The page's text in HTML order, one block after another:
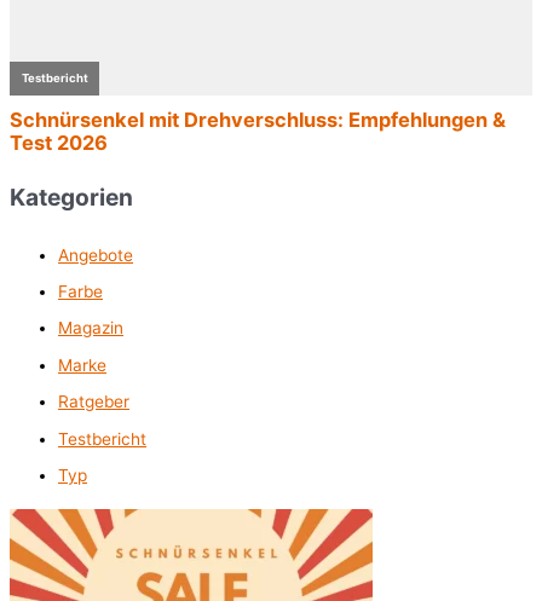
Kategorien
Angebote
Farbe
Magazin
Marke
Ratgeber
Testbericht
Typ